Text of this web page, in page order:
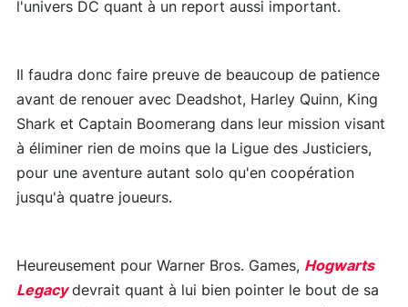
l'univers DC quant à un report aussi important.
Il faudra donc faire preuve de beaucoup de patience
avant de renouer avec Deadshot, Harley Quinn, King
Shark et Captain Boomerang dans leur mission visant
à éliminer rien de moins que la Ligue des Justiciers,
pour une aventure autant solo qu'en coopération
jusqu'à quatre joueurs.
Heureusement pour Warner Bros. Games, Hogwarts
Legacydevrait quant à lui bien pointer le bout de sa